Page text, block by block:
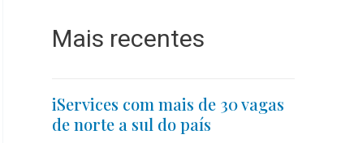
Mais recentes
iServices com mais de 30 vagas
de norte a sul do país